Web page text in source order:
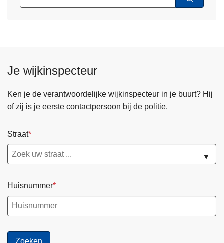
Je wijkinspecteur
Ken je de verantwoordelijke wijkinspecteur in je buurt? Hij
of zij is je eerste contactpersoon bij de politie.
Straat
▼
Huisnummer